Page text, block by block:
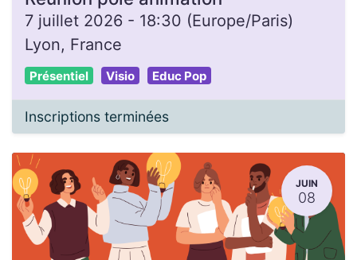
7 juillet 2026 - 18:30 (Europe/Paris)
Lyon, France
Présentiel Visio Educ Pop
Inscriptions terminées
JUIN
08